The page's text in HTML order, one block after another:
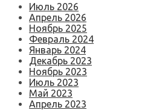
Июль 2026
Апрель 2026
Ноябрь 2025
Февраль 2024
Январь 2024
Декабрь 2023
Ноябрь 2023
Июль 2023
Май 2023
Апрель 2023